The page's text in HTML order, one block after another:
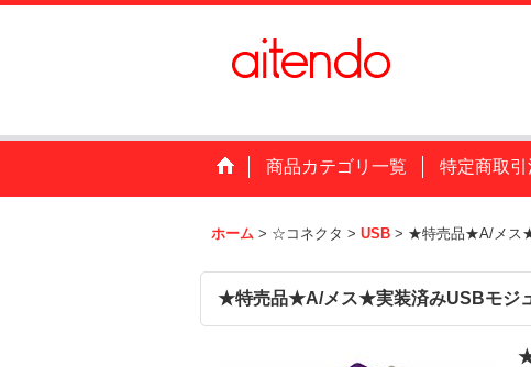
商品カテゴリ一覧 特定商取
ホーム > ☆コネクタ > USB > ★特売品★A/メス★
★特売品★A/メス★実装済みUSBモジ